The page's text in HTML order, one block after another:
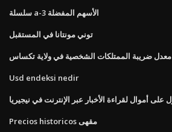
سلسلة a-3 الأسهم المفضلة
توني مونتانا في المستقبل
ضريبة الممتلكات الشخصية في ولاية تكساس
Usd endeksi nedir
على أموال لقراءة الأخبار عبر الإنترنت في نيجيريا
Precios historicos مقهى